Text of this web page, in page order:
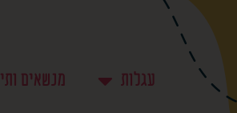
עגלות מנשאים